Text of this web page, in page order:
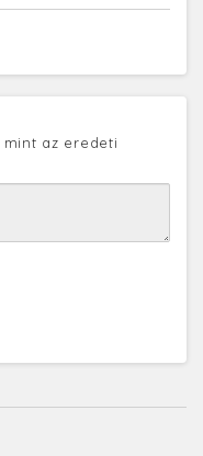
az eredeti